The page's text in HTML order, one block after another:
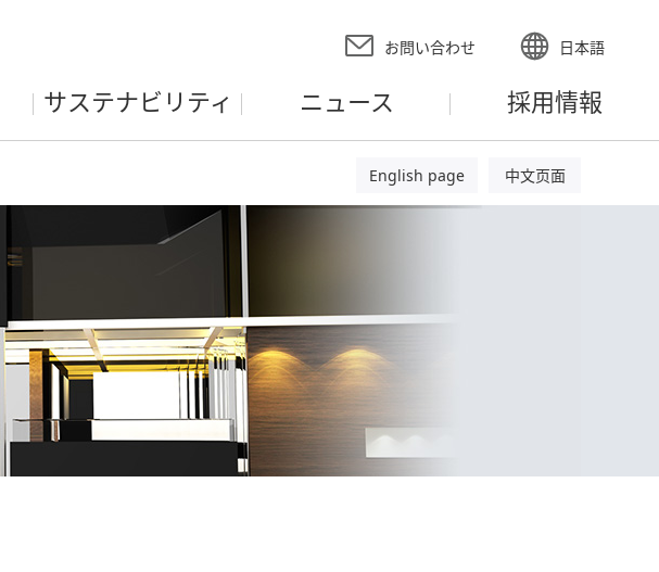
お問い合わせ 日本語
サステナビリティ ニュース 採用情報
English page 中文页面